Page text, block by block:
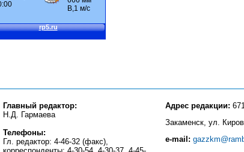
Главный редактор:
Н.Д. Гармаева
Телефоны:
Гл. редактор: 4-46-32 (факс),
Адрес редакции:
Закаменск, ул.
e-mail: